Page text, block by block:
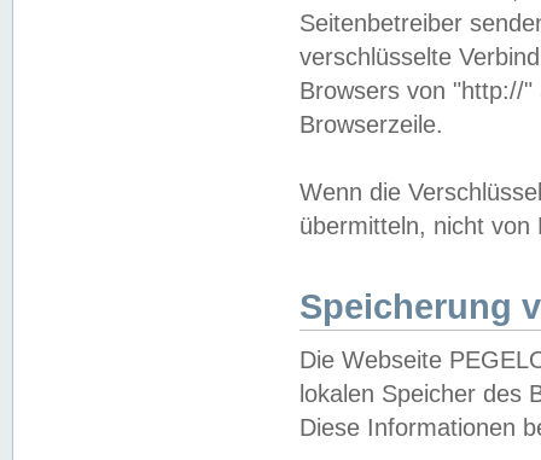
Seitenbetreiber
verschlüsselte
Browsers von "http://
Browserzeile.
Wenn die
übermitteln, nicht von
Speicherung
Die Webseite
lokalen Speicher des
Diese Informationen